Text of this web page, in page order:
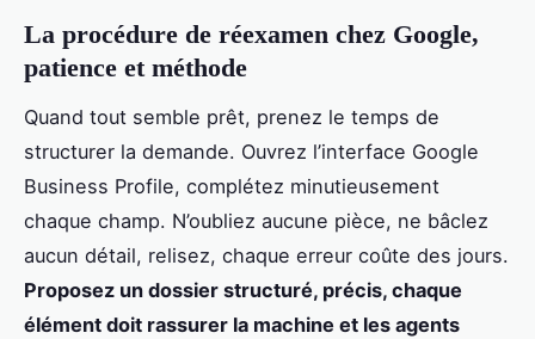
La procédure de réexamen chez Google,
patience et méthode
Quand tout semble prêt, prenez le temps de
structurer la demande. Ouvrez l’interface Google
Business Profile, complétez minutieusement
chaque champ. N’oubliez aucune pièce, ne bâclez
aucun détail, relisez, chaque erreur coûte des jours.
Proposez un dossier structuré, précis, chaque
élément doit rassurer la machine et les agents